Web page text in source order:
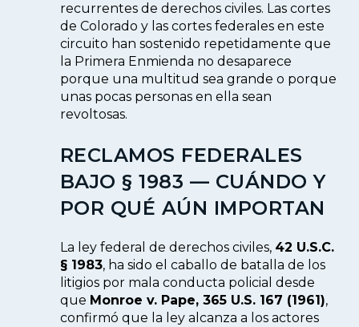
recurrentes de derechos civiles. Las cortes
de Colorado y las cortes federales en este
circuito han sostenido repetidamente que
la Primera Enmienda no desaparece
porque una multitud sea grande o porque
unas pocas personas en ella sean
revoltosas.
RECLAMOS FEDERALES
BAJO § 1983 — CUÁNDO Y
POR QUÉ AÚN IMPORTAN
La ley federal de derechos civiles, 42 U.S.C.
§ 1983, ha sido el caballo de batalla de los
litigios por mala conducta policial desde
que Monroe v. Pape, 365 U.S. 167 (1961),
confirmó que la ley alcanza a los actores